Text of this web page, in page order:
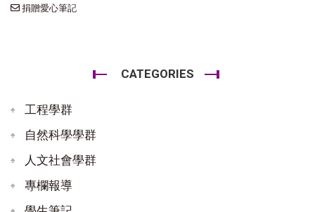
捐贈愛心筆記
CATEGORIES
工程學群
自然科學學群
人文社會學群
專欄報導